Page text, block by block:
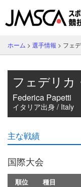
ホーム > 選手情報 > フェ
フェデリカ
Federica Papetti
イタリア出身 / Italy
主な戦績
国際大会
順位 種目